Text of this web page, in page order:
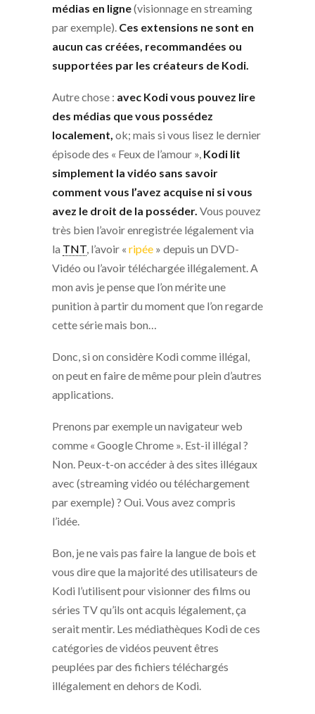
médias en ligne(visionnage en streaming
par exemple). Ces extensions ne sont en
aucun cas créées, recommandées ou
supportées par les créateurs de Kodi.
Autre chose : avec Kodi vous pouvez lire
des médias que vous possédez
localement, ok; mais si vous lisez le dernier
épisode des « Feux de l’amour », Kodi lit
simplement la vidéo sans savoir
comment vous l’avez acquise ni si vous
avez le droit de la posséder. Vous pouvez
très bien l’avoir enregistrée légalement via
la TNT , l’avoir « ripée » depuis un DVD-
Vidéo ou l’avoir téléchargée illégalement. A
mon avis je pense que l’on mérite une
punition à partir du moment que l’on regarde
cette série mais bon…
Donc, si on considère Kodi comme illégal,
on peut en faire de même pour plein d’autres
applications.
Prenons par exemple un navigateur web
comme « Google Chrome ». Est-il illégal ?
Non. Peux-t-on accéder à des sites illégaux
avec (streaming vidéo ou téléchargement
par exemple) ? Oui. Vous avez compris
l’idée.
Bon, je ne vais pas faire la langue de bois et
vous dire que la majorité des utilisateurs de
Kodi l’utilisent pour visionner des films ou
séries TV qu’ils ont acquis légalement, ça
serait mentir. Les médiathèques Kodi de ces
catégories de vidéos peuvent êtres
peuplées par des fichiers téléchargés
illégalement en dehors de Kodi.